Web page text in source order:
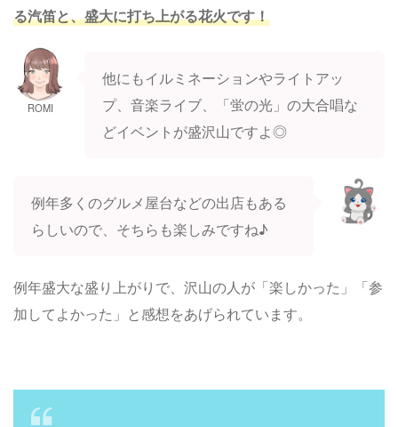
る汽笛と、盛大に打ち上がる花火です！
ROMI
他にもイルミネーションやライトアッ
プ、音楽ライブ、「蛍の光」の大合唱な
どイベントが盛沢山ですよ◎
例年多くのグルメ屋台などの出店もある
らしいので、そちらも楽しみですね♪
例年盛大な盛り上がりで、沢山の人が「楽しかった」「参
加してよかった」と感想をあげられています。